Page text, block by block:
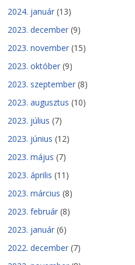
2024. január (13)
2023. december (9)
2023. november (15)
2023. október (9)
2023. szeptember (8)
2023. augusztus (10)
2023. július (7)
2023. június (12)
2023. május (7)
2023. április (11)
2023. március (8)
2023. február (8)
2023. január (6)
2022. december (7)